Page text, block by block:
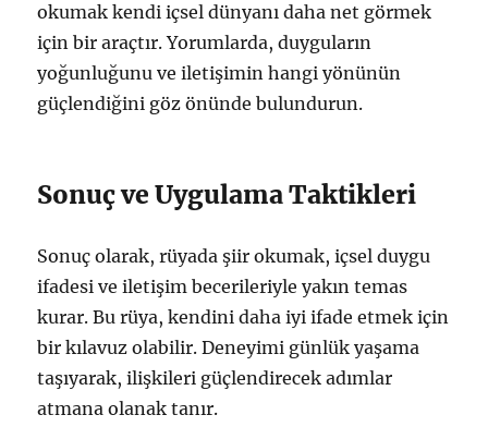
okumak kendi içsel dünyanı daha net görmek
için bir araçtır. Yorumlarda, duyguların
yoğunluğunu ve iletişimin hangi yönünün
güçlendiğini göz önünde bulundurun.
Sonuç ve Uygulama Taktikleri
Sonuç olarak, rüyada şiir okumak, içsel duygu
ifadesi ve iletişim becerileriyle yakın temas
kurar. Bu rüya, kendini daha iyi ifade etmek için
bir kılavuz olabilir. Deneyimi günlük yaşama
taşıyarak, ilişkileri güçlendirecek adımlar
atmana olanak tanır.